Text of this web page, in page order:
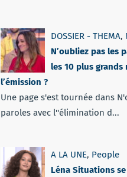
DOSSIER - THEMA,
N’oubliez pas les
les 10 plus grands
l’émission ?
Une page s'est tournée dans
paroles avec l''élimination d...
A LA UNE, People
Léna Situations se